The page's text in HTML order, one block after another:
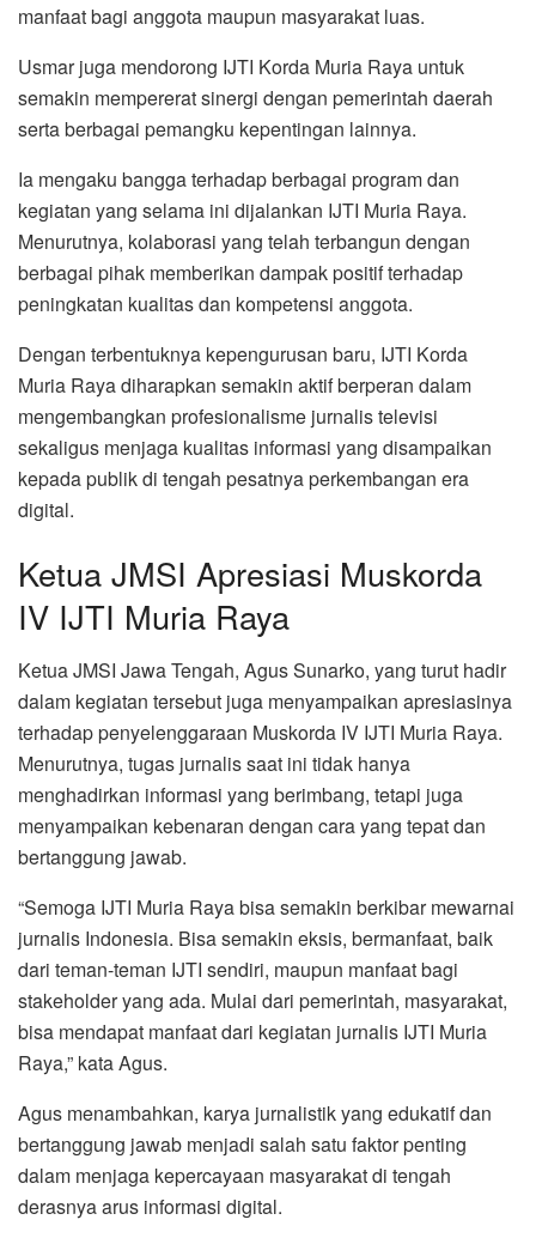
manfaat bagi anggota maupun masyarakat luas.
Usmar juga mendorong IJTI Korda Muria Raya untuk
semakin mempererat sinergi dengan pemerintah daerah
serta berbagai pemangku kepentingan lainnya.
Ia mengaku bangga terhadap berbagai program dan
kegiatan yang selama ini dijalankan IJTI Muria Raya.
Menurutnya, kolaborasi yang telah terbangun dengan
berbagai pihak memberikan dampak positif terhadap
peningkatan kualitas dan kompetensi anggota.
Dengan terbentuknya kepengurusan baru, IJTI Korda
Muria Raya diharapkan semakin aktif berperan dalam
mengembangkan profesionalisme jurnalis televisi
sekaligus menjaga kualitas informasi yang disampaikan
kepada publik di tengah pesatnya perkembangan era
digital.
Ketua JMSI Apresiasi Muskorda
IV IJTI Muria Raya
Ketua JMSI Jawa Tengah, Agus Sunarko, yang turut hadir
dalam kegiatan tersebut juga menyampaikan apresiasinya
terhadap penyelenggaraan Muskorda IV IJTI Muria Raya.
Menurutnya, tugas jurnalis saat ini tidak hanya
menghadirkan informasi yang berimbang, tetapi juga
menyampaikan kebenaran dengan cara yang tepat dan
bertanggung jawab.
“Semoga IJTI Muria Raya bisa semakin berkibar mewarnai
jurnalis Indonesia. Bisa semakin eksis, bermanfaat, baik
dari teman-teman IJTI sendiri, maupun manfaat bagi
stakeholder yang ada. Mulai dari pemerintah, masyarakat,
bisa mendapat manfaat dari kegiatan jurnalis IJTI Muria
Raya,” kata Agus.
Agus menambahkan, karya jurnalistik yang edukatif dan
bertanggung jawab menjadi salah satu faktor penting
dalam menjaga kepercayaan masyarakat di tengah
derasnya arus informasi digital.